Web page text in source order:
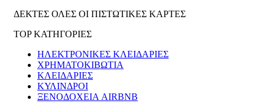
ΔΕΚΤΕΣ ΟΛΕΣ ΟΙ ΠΙΣΤΩΤΙΚΕΣ ΚΑΡΤΕΣ
TOP ΚΑΤΗΓΟΡΙΕΣ
ΗΛΕΚΤΡΟΝΙΚΈΣ ΚΛΕΙΔΑΡΙΈΣ
ΧΡΗΜΑΤΟΚΙΒΏΤΙΑ
ΚΛΕΙΔΑΡΙΈΣ
ΚΎΛΙΝΔΡΟΙ
ΞΕΝΟΔΟΧΕΊΑ AIRBNB